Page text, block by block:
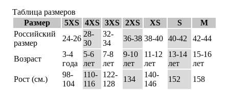
Таблица размеров
Размер
5XS 4XS 3XS 2XS XS S
M
Российский
размер
24-26
28-
30
32-
34
36-38 38-40 40-42 42-44
Возраст
3-4
года
5-6
лет
7-8
лет
9-10
лет
11-12
лет
13-14
лет
15-16
лет
Рост (см.)
98-
104
110-
116
122-
128
134
140-
146
152
158